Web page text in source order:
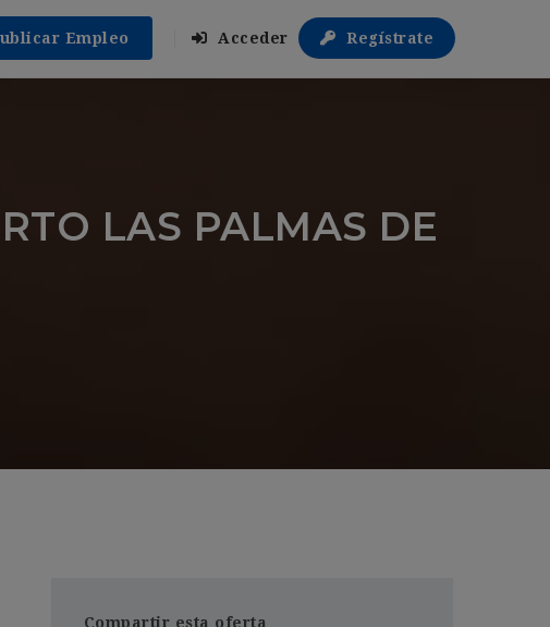
Empleo Acceder Regístrate
LAS PALMAS DE
Compartir esta oferta